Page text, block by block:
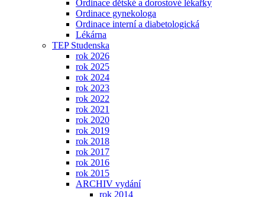
Ordinace dětské a dorostové lékařky
Ordinace gynekologa
Ordinace interní a diabetologická
Lékárna
TEP Studenska
rok 2026
rok 2025
rok 2024
rok 2023
rok 2022
rok 2021
rok 2020
rok 2019
rok 2018
rok 2017
rok 2016
rok 2015
ARCHIV vydání
rok 2014